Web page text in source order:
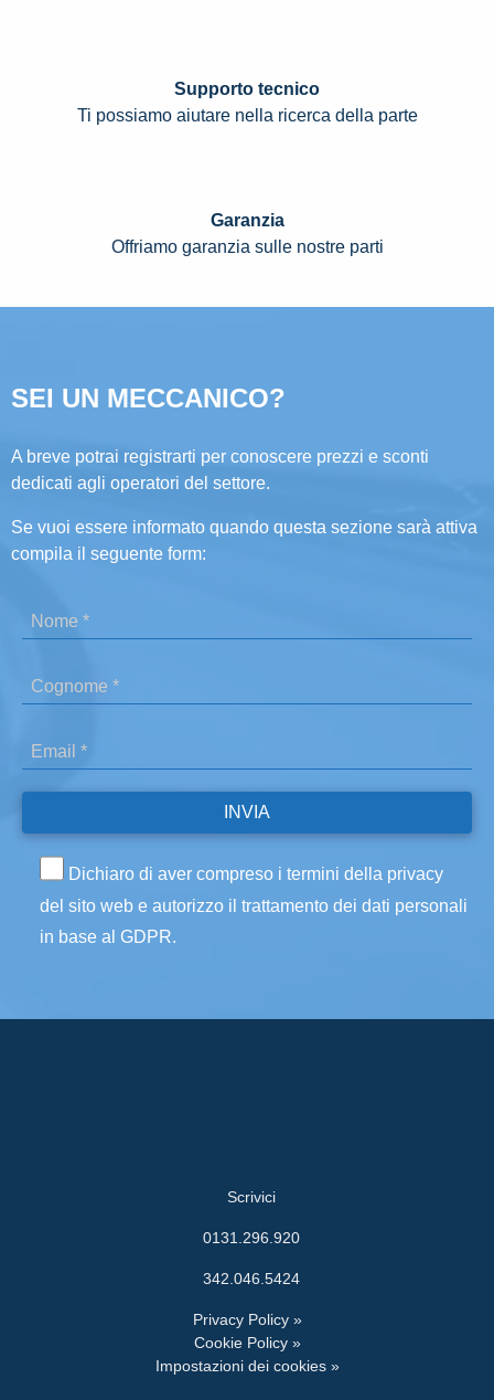
Supporto tecnico
Ti possiamo aiutare nella ricerca della parte
Garanzia
Offriamo garanzia sulle nostre parti
SEI UN MECCANICO?
A breve potrai registrarti per conoscere prezzi e sconti
dedicati agli operatori del settore.
Se vuoi essere informato quando questa sezione sarà attiva
compila il seguente form:
Dichiaro di aver compreso i termini della privacy
del sito web e autorizzo il trattamento dei dati personali
in base al GDPR.
Scrivici
0131.296.920
342.046.5424
Privacy Policy »
Cookie Policy »
Impostazioni dei cookies »